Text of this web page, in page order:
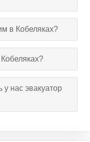
в Кобеляках?
Кобеляках?
у нас эвакуатор